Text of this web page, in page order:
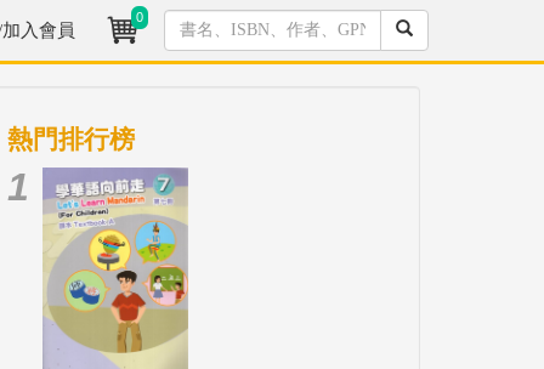
入會員
0
熱門排行榜
1